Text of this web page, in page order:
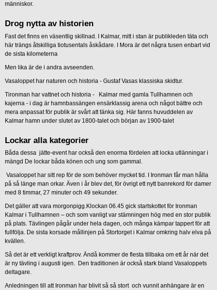
människor.
Drog nytta av historien
Fast det finns en väsentlig skillnad. I Kalmar, mitt i stan är publikleden täta och
här trängs åtskilliga tiotusentals åskådare. I Mora är det några tusen enbart vid
de sista kilometerna
Men lika är de i andra avseenden.
Vasaloppet har naturen och historia - Gustaf Vasas klassiska skidtur.
Tironman har vattnet och historia - Kalmar med gamla Tullhamnen och
kajerna - i dag är hamnbassängen ensärklassig arena och något bättre och
mera anpassat för publik är svårt att tänka sig. Här fanns huvuddelen av
Kalmar hamn under slutet av 1800-talet och början av 1900-talet
Lockar alla kategorier
Båda dessa jätte-event har också den enorma fördelen att locka utlänningar i
mängd De lockar båda könen och ung som gammal.
Vasaloppet har sitt rep för de som behöver mycket tid. I Ironman får man hålla
på så länge man orkar. Även i år blev det, för övrigt ett nytt banrekord för damer
med 8 timmar, 27 minuter och 49 sekunder.
Det gäller att vara morgonpigg.Klockan 06.45 gick startskottet för Ironman
Kalmar i Tullhamnen – och som vanligt var stämningen hög med en stor publik
på plats. Tävlingen pågår under hela dagen, och många kämpar tappert för att
fullfölja. De sista korsade mållinjen på Stortorget i Kalmar omkring halv elva på
kvällen.
Så det är ett verkligt kraftprov. Ändå kommer de flesta tillbaka om ett år när det
är ny tävling i augusti igen. Den traditionen är också stark bland Vasaloppets
deltagare.
Anledningen till att Ironman har blivit så så stort och vunnit anhängare är en